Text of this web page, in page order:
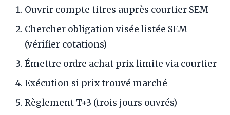
Ouvrir compte titres auprès courtier SEM
Chercher obligation visée listée SEM
(vérifier cotations)
Émettre ordre achat prix limite via courtier
Exécution si prix trouvé marché
Règlement T+3 (trois jours ouvrés)